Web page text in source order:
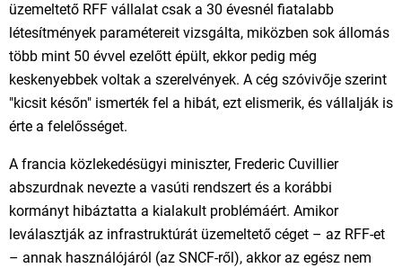
üzemeltető RFF vállalat csak a 30 évesnél fiatalabb
létesítmények paramétereit vizsgálta, miközben sok állomás
több mint 50 évvel ezelőtt épült, ekkor pedig még
keskenyebbek voltak a szerelvények. A cég szóvivője szerint
"kicsit későn" ismerték fel a hibát, ezt elismerik, és vállalják is
érte a felelősséget.
A francia közlekedésügyi miniszter, Frederic Cuvillier
abszurdnak nevezte a vasúti rendszert és a korábbi
kormányt hibáztatta a kialakult problémáért. Amikor
leválasztják az infrastruktúrát üzemeltető céget – az RFF-et
– annak használójáról (az SNCF-ről), akkor az egész nem